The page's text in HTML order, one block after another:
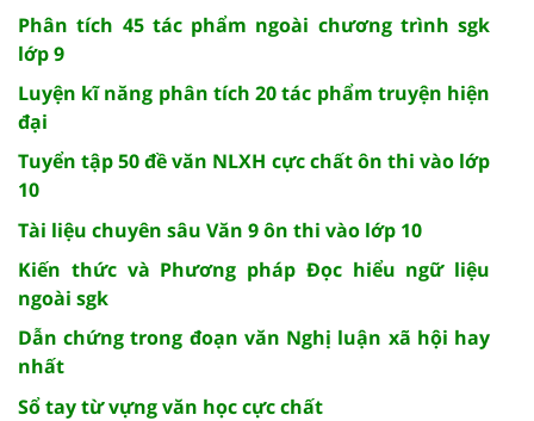
Phân tích 45 tác phẩm ngoài chương trình sgk
lớp 9
Luyện kĩ năng phân tích 20 tác phẩm truyện hiện
đại
Tuyển tập 50 đề văn NLXH cực chất ôn thi vào lớp
10
Tài liệu chuyên sâu Văn 9 ôn thi vào lớp 10
Kiến thức và Phương pháp Đọc hiểu ngữ liệu
ngoài sgk
Dẫn chứng trong đoạn văn Nghị luận xã hội hay
nhất
Sổ tay từ vựng văn học cực chất